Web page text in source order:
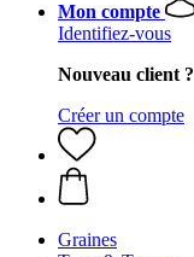
Mon compte
Identifiez-vous
Nouveau client ?
Créer un compte
Graines